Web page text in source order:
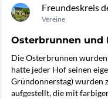
Freundeskreis
Vereine
Osterbrunnen und
Die Osterbrunnen
hatte jeder Hof seinen
Gründonnerstag) wurden
aufgestellt, die mit